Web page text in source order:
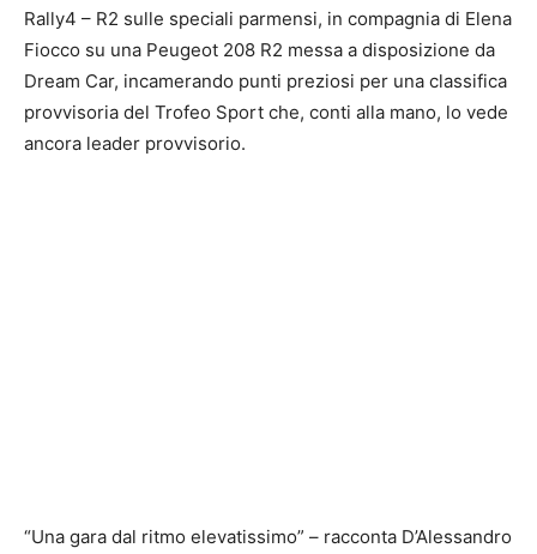
Rally4 – R2 sulle speciali parmensi, in compagnia di Elena
Fiocco su una Peugeot 208 R2 messa a disposizione da
Dream Car, incamerando punti preziosi per una classifica
provvisoria del Trofeo Sport che, conti alla mano, lo vede
ancora leader provvisorio.
“Una gara dal ritmo elevatissimo” – racconta D’Alessandro